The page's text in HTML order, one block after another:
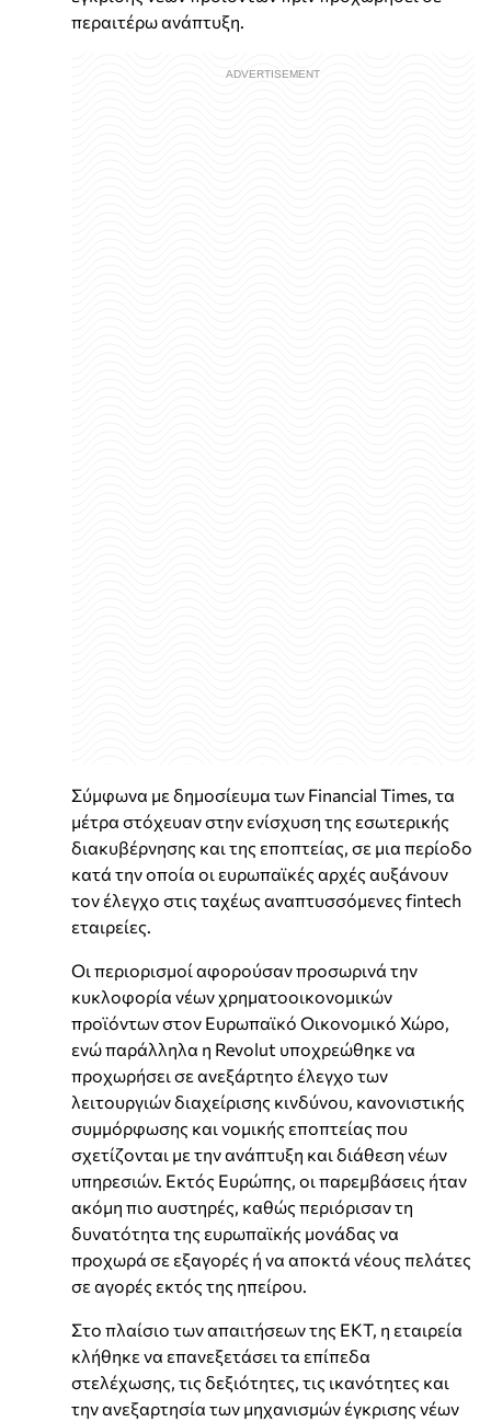
περαιτέρω ανάπτυξη.
Σύμφωνα με δημοσίευμα των Financial Times, τα
μέτρα στόχευαν στην ενίσχυση της εσωτερικής
διακυβέρνησης και της εποπτείας, σε μια περίοδο
κατά την οποία οι ευρωπαϊκές αρχές αυξάνουν
τον έλεγχο στις ταχέως αναπτυσσόμενες fintech
εταιρείες.
Οι περιορισμοί αφορούσαν προσωρινά την
κυκλοφορία νέων χρηματοοικονομικών
προϊόντων στον Ευρωπαϊκό Οικονομικό Χώρο,
ενώ παράλληλα η Revolut υποχρεώθηκε να
προχωρήσει σε ανεξάρτητο έλεγχο των
λειτουργιών διαχείρισης κινδύνου, κανονιστικής
συμμόρφωσης και νομικής εποπτείας που
σχετίζονται με την ανάπτυξη και διάθεση νέων
υπηρεσιών. Εκτός Ευρώπης, οι παρεμβάσεις ήταν
ακόμη πιο αυστηρές, καθώς περιόρισαν τη
δυνατότητα της ευρωπαϊκής μονάδας να
προχωρά σε εξαγορές ή να αποκτά νέους πελάτες
σε αγορές εκτός της ηπείρου.
Στο πλαίσιο των απαιτήσεων της ΕΚΤ, η εταιρεία
κλήθηκε να επανεξετάσει τα επίπεδα
στελέχωσης, τις δεξιότητες, τις ικανότητες και
την ανεξαρτησία των μηχανισμών έγκρισης νέων